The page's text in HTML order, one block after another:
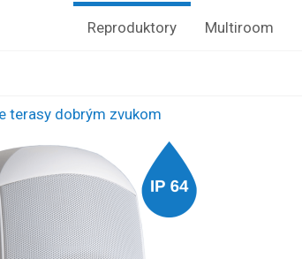
Reproduktory Multiroom
terasy dobrým zvukom